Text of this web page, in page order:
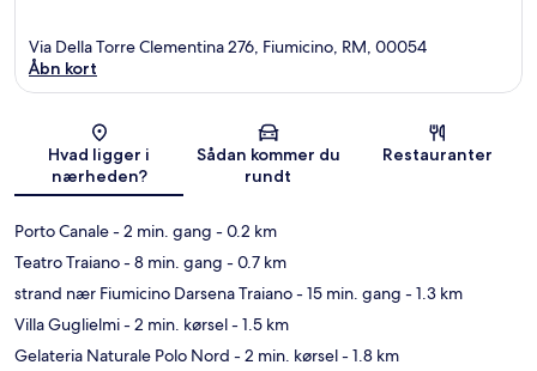
Kort
Via Della Torre Clementina 276, Fiumicino, RM, 00054
Åbn kort
Hvad ligger i
nærheden?
Sådan kommer du
rundt
Restauranter
Porto Canale- 2 min. gang - 0.2 km
Teatro Traiano- 8 min. gang - 0.7 km
strand nær Fiumicino Darsena Traiano- 15 min. gang - 1.3 km
Villa Guglielmi- 2 min. kørsel- 1.5 km
Gelateria Naturale Polo Nord - 2 min. kørsel- 1.8 km